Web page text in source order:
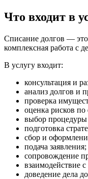
Что входит в
Списание долгов — это
комплексная работа с
В услугу входит:
консультация и
анализ долгов и
проверка
оценка рисков по
выбор
подготовка
сбор и
подача заявления;
сопровождение
взаимодействие
доведение дела